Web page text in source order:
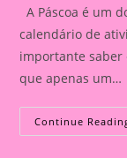
A Páscoa é um
calendário de
importante saber
que apenas um…
Continue